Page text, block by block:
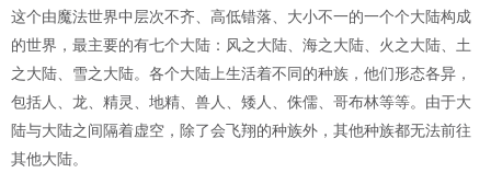
这个由魔法世界中层次不齐、高低错落、大小不一的一个个大陆构成
的世界，最主要的有七个大陆：风之大陆、海之大陆、火之大陆、土
之大陆、雪之大陆。各个大陆上生活着不同的种族，他们形态各异，
包括人、龙、精灵、地精、兽人、矮人、侏儒、哥布林等等。由于大
陆与大陆之间隔着虚空，除了会飞翔的种族外，其他种族都无法前往
其他大陆。